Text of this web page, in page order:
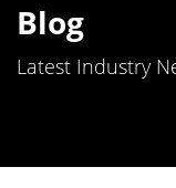
Blog
Latest Industry